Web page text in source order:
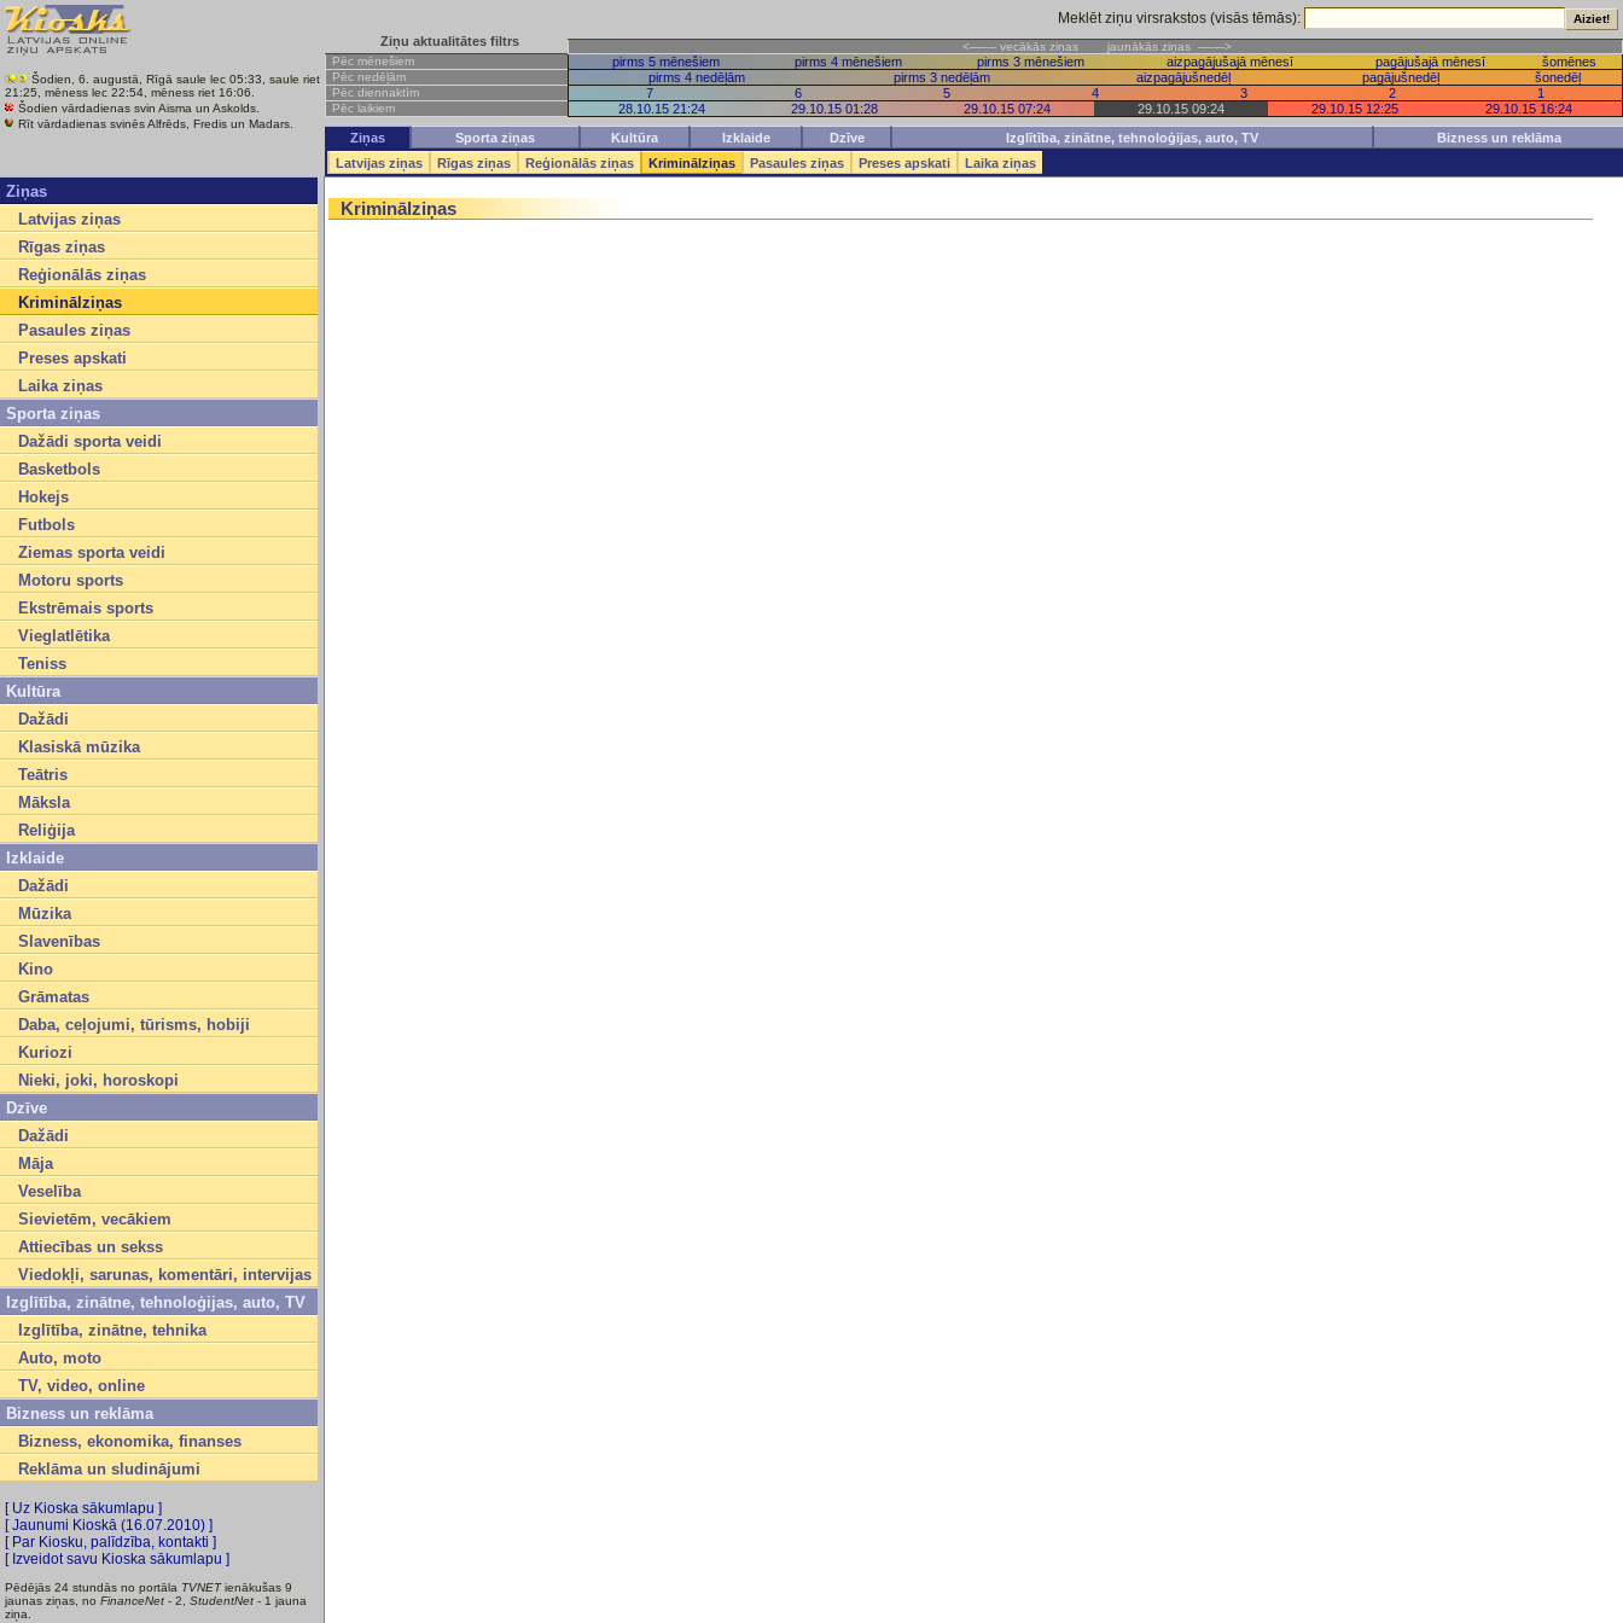
Šodien, 6. augustā, Rīgā saule lec 05:33, saule riet
21:25, mēness lec 22:54, mēness riet 16:06.
Šodien vārdadienas svin Aisma un Askolds.
Rīt vārdadienas svinēs Alfrēds, Fredis un Madars.
Meklēt ziņu virsrakstos (visās tēmās):
Ziņu aktualitātes filtrs <—–-- vecākās ziņas jaunākās ziņas --–—>
Pēc mēnešiem
pirms 5 mēnešiem pirms 4 mēnešiem pirms 3 mēnešiem aizpagājušajā mēnesī pagājušajā mēnesī šomēnes
Pēc nedēļām pirms 4 nedēļām pirms 3 nedēļām aizpagājušnedēļ pagājušnedēļ šonedēļ
Pēc diennaktīm 7 6 5 4 3 2 1
Pēc laikiem 28.10.15 21:24 29.10.15 01:28 29.10.15 07:24 29.10.15 09:24 29.10.15 12:25 29.10.15 16:24
Ziņas Sporta ziņas Kultūra Izklaide Dzīve Izglītība, zinātne, tehnoloģijas, auto, TV
Bizness un reklāma
Latvijas ziņas
Rīgas ziņas Reģionālās ziņas Kriminālziņas Pasaules ziņas Preses apskati Laika ziņas
Ziņas
Latvijas ziņas
Rīgas ziņas
Reģionālās ziņas
Kriminālziņas
Pasaules ziņas
Preses apskati
Laika ziņas
Sporta ziņas
Dažādi sporta veidi
Basketbols
Hokejs
Futbols
Ziemas sporta veidi
Motoru sports
Ekstrēmais sports
Vieglatlētika
Teniss
Kultūra
Dažādi
Klasiskā mūzika
Teātris
Māksla
Reliģija
Izklaide
Dažādi
Mūzika
Slavenības
Kino
Grāmatas
Daba, ceļojumi, tūrisms, hobiji
Kuriozi
Nieki, joki, horoskopi
Dzīve
Dažādi
Māja
Veselība
Sievietēm, vecākiem
Attiecības un sekss
Viedokļi, sarunas, komentāri, intervijas
Izglītība, zinātne, tehnoloģijas, auto, TV
Izglītība, zinātne, tehnika
Auto, moto
TV, video, online
Bizness un reklāma
Bizness, ekonomika, finanses
Reklāma un sludinājumi
[ Uz Kioska sākumlapu ]
[ Jaunumi Kioskā (16.07.2010) ]
[ Par Kiosku, palīdzība, kontakti ]
[ Izveidot savu Kioska sākumlapu ]
Pēdējās 24 stundās no portāla TVNETienākušas 9
jaunas ziņas, no FinanceNet - 2, StudentNet - 1 jauna
ziņa.
Kriminālziņas